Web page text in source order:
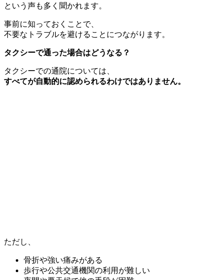
という声も多く聞かれます。
事前に知っておくことで、
不要なトラブルを避けることにつながります。
タクシーで通った場合はどうなる？
タクシーでの通院については、
すべてが自動的に認められるわけではありません。
ただし、
骨折や強い痛みがある
歩行や公共交通機関の利用が難しい